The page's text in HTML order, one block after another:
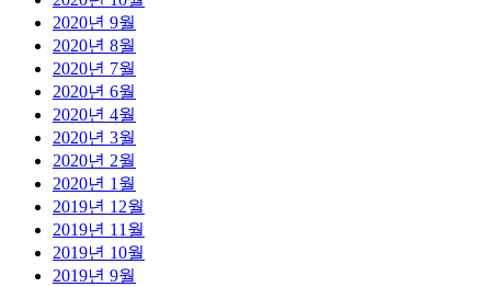
2020년 9월
2020년 8월
2020년 7월
2020년 6월
2020년 4월
2020년 3월
2020년 2월
2020년 1월
2019년 12월
2019년 11월
2019년 10월
2019년 9월